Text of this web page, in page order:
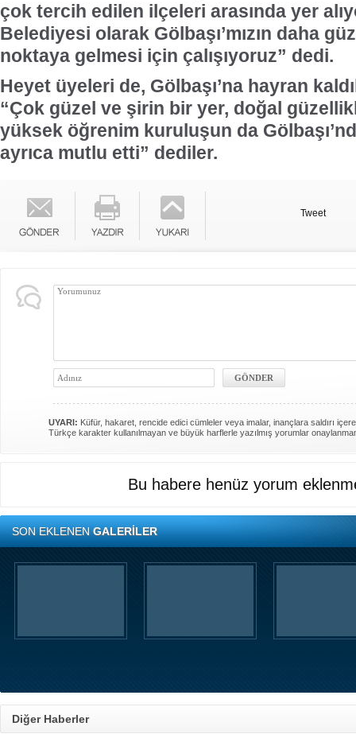
çok tercih edilen ilçeleri arasında yer
Belediyesi olarak Gölbaşı’mızın daha
noktaya gelmesi için çalışıyoruz” dedi.
Heyet üyeleri de, Gölbaşı’na hayran
“Çok güzel ve şirin bir yer, doğal
yüksek öğrenim kuruluşun da
ayrıca mutlu etti” dediler.
Tweet
UYARI: Küfür, hakaret, rencide edici cümleler veya imalar, inançlara saldırı
Türkçe karakter kullanılmayan ve büyük harflerle yazılmış yorumlar
Bu habere henüz yorum
SON EKLENENGALERİLER
Diğer Haberler